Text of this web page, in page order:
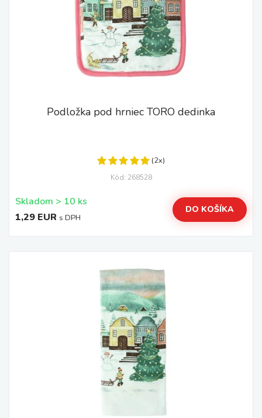
Podložka pod hrniec TORO dedinka
(2x)
Kód: 268528
Skladom > 10 ks
1,29 EUR s DPH
DO KOŠÍKA